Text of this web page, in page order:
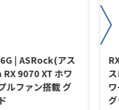
| ASRock(アス
9070 XT ホワ
ルファン搭載 グ